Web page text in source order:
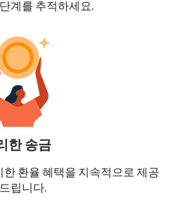
계를 추적하세요.
한 송금
열림)
한 환율 혜택을 지속적으로 제공
립니다.